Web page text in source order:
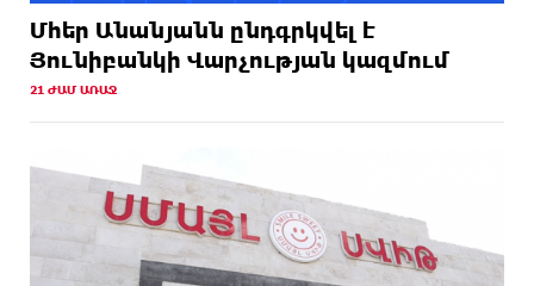
Մհեր Անանյանն ընդգրկվել է
Յունիբանկի Վարչության կազմում
21 ԺԱՄ ԱՌԱՋ